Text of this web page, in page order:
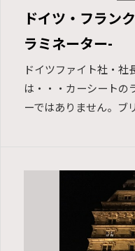
ドイツ・フラン
ラミネーター-
ドイツファイト社・社
は・・・カーシートの
ーではありません。